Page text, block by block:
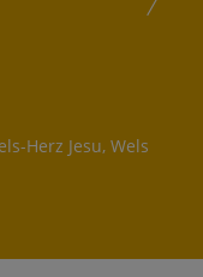
Herz Jesu, Wels